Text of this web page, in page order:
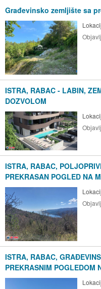
Građevinsko zemljište sa
ISTRA, RABAC - LABIN,
DOZVOLOM
ISTRA, RABAC,
PREKRASAN POGLED NA
ISTRA, RABAC,
PREKRASNIM POGLEDOM